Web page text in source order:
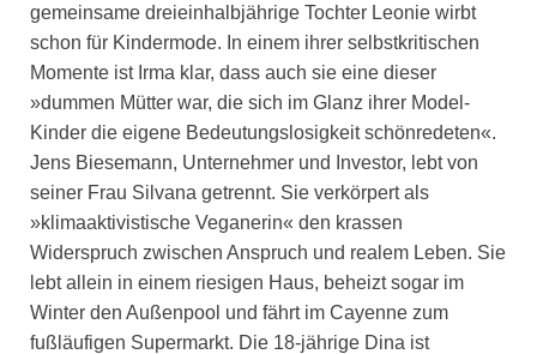
gemeinsame dreieinhalbjährige Tochter Leonie wirbt
schon für Kindermode. In einem ihrer selbstkritischen
Momente ist Irma klar, dass auch sie eine dieser
»dummen Mütter war, die sich im Glanz ihrer Model-
Kinder die eigene Bedeutungslosigkeit schönredeten«.
Jens Biesemann, Unternehmer und Investor, lebt von
seiner Frau Silvana getrennt. Sie verkörpert als
»klimaaktivistische Veganerin« den krassen
Widerspruch zwischen Anspruch und realem Leben. Sie
lebt allein in einem riesigen Haus, beheizt sogar im
Winter den Außenpool und fährt im Cayenne zum
fußläufigen Supermarkt. Die 18-jährige Dina ist